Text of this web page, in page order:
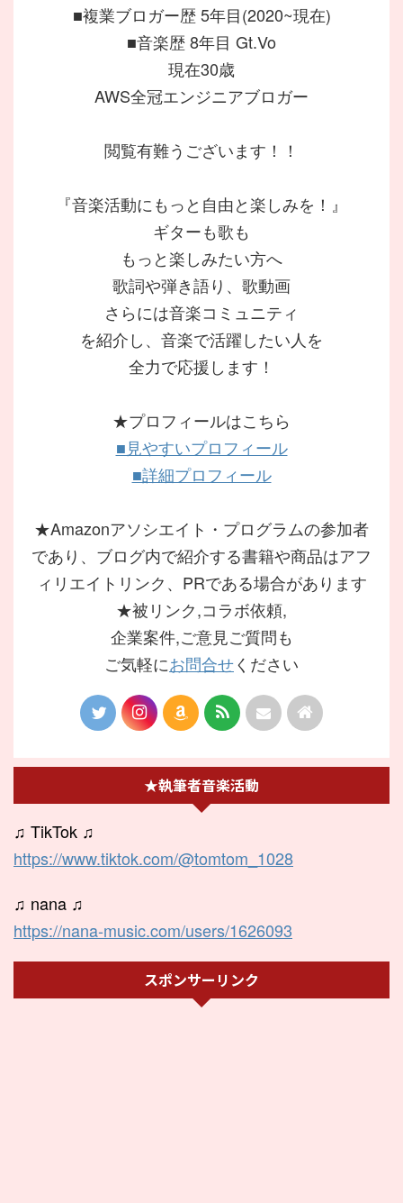
■複業ブロガー歴 5年目(2020~現在)
■音楽歴 8年目 Gt.Vo
現在30歳
AWS全冠エンジニアブロガー
閲覧有難うございます！！
『音楽活動にもっと自由と楽しみを！』
ギターも歌も
もっと楽しみたい方へ
歌詞や弾き語り、歌動画
さらには音楽コミュニティ
を紹介し、音楽で活躍したい人を
全力で応援します！
★プロフィールはこちら
■見やすいプロフィール
■詳細プロフィール
★Amazonアソシエイト・プログラムの参加者
であり、ブログ内で紹介する書籍や商品はアフ
ィリエイトリンク、PRである場合があります
★被リンク,コラボ依頼,
企業案件,ご意見ご質問も
ご気軽にお問合せください
★執筆者音楽活動
♫ TikTok ♫
https://www.tiktok.com/@tomtom_1028
♫ nana ♫
https://nana-music.com/users/1626093
スポンサーリンク